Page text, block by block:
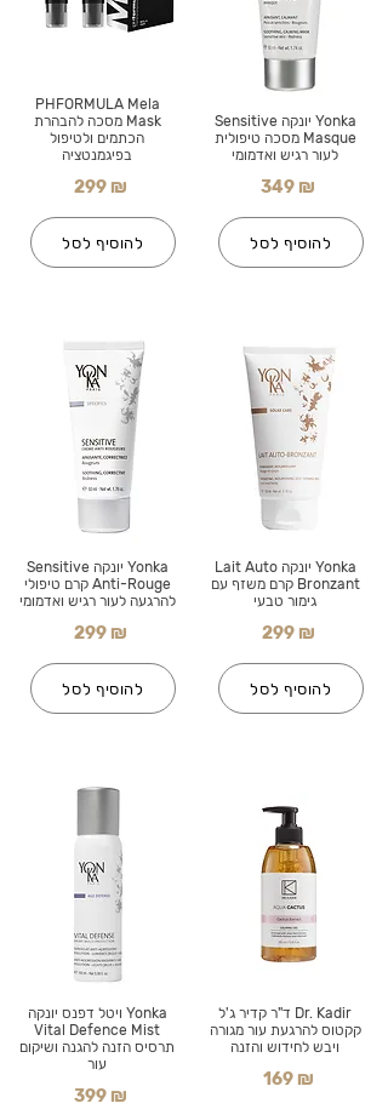
PHFORMULA Mela
Mask מסכה להבהרת
הכתמים ולטיפול
בפיגמנטציה
299 ₪
להוסיף לסל
Yonka יונקה Sensitive
Anti-Rouge קרם טיפולי
להרגעה לעור רגיש ואדמומי
299 ₪
להוסיף לסל
Yonka ויטל דפנס יונקה
Vital Defence Mist
תרסיס הזנה להגנה ושיקום
עור
399 ₪
Yonka יונקה Sensitive
Masque מסכה טיפולית
לעור רגיש ואדמומי
349 ₪
להוסיף לסל
Yonka יונקה Lait Auto
Bronzant קרם משזף עם
גימור טבעי
299 ₪
להוסיף לסל
Dr. Kadir ד"ר קדיר ג'ל
קקטוס להרגעת עור מגורה
ויבש לחידוש והזנה
169 ₪